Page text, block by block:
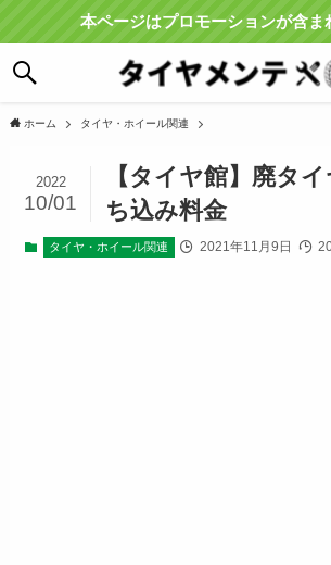
本ページはプロモーションが含ま
ホーム タイヤ・ホイール関連
【タイヤ館】廃タ
ち込み料金
2022
10/01
タイヤ・ホイール関連 2021年11月9日